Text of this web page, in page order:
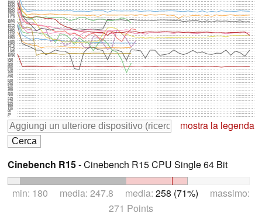
0
45
90
135
180
225
270
315
360
405
450
495
540
585
630
675
720
765
810
855
900
945
990
1035
1080
1125
1170
1215
1260
1305
1350
1395
1440
1485
1530
1575
1620
1665
1710
1755
1800
1845
1890
1935
1980
mostra la legenda
Cinebench R15- Cinebench R15 CPU Single 64 Bit
min: 180 media: 247.8 media: 258 (71%) massimo:
271 Points